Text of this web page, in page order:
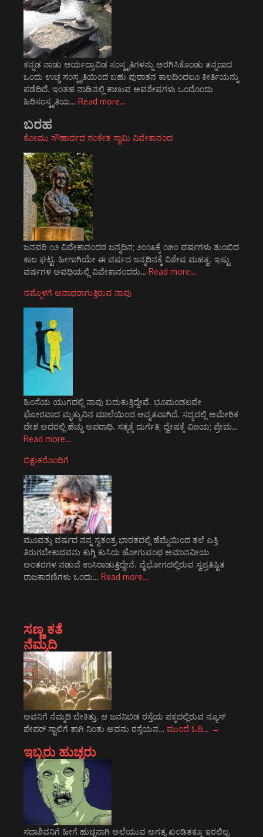
ಕನ್ನಡ ನಾಡು ಆರ್ಯದ್ರಾವಿಡ ಸಂಸ್ಕೃತಿಗಳನ್ನು ಅರಗಿಸಿಕೊಂಡು ತನ್ನದಾದ
ಒಂದು ಉಚ್ಚ ಸಂಸ್ಕೃತಿಯಿಂದ ಬಹು ಪುರಾತನ ಕಾಲದಿಂದಲೂ ಕೀರ್ತಿಯನ್ನು
ಪಡೆದಿದೆ. ಇಂತಹ ನಾಡಿನಲ್ಲಿ ಕಾಣುವ ಅವಶೇಷಗಳು ಒಂದೊಂದು
ಹಿರಿಸಂಸ್ಕೃತಿಯ… Read more…
ಬರಹ
ಕೋಮು ಸೌಹಾರ್ದದ ಸಂಕೇತ ಸ್ವಾಮಿ ವಿವೇಕಾನಂದ
ಜನವರಿ ೧೨ ವಿವೇಕಾನಂದರ ಜನ್ಮದಿನ; ೨೦೧೩ಕ್ಕೆ ೧೫೦ ವರ್ಷಗಳು ತುಂಬಿದ
ಕಾಲ ಘಟ್ಟ. ಹೀಗಾಗಿಯೇ ಈ ವರ್ಷದ ಜನ್ಮದಿನಕ್ಕೆ ವಿಶೇಷ ಮಹತ್ವ. ಇಷ್ಟು
ವರ್ಷಗಳ ಅವಧಿಯಲ್ಲಿ ವಿವೇಕಾನಂದರು… Read more…
ನಮ್ಮೊಳಗೆ ಅನಾಥರಾಗುತ್ತಿರುವ ನಾವು
ಹಿಂಸೆಯ ಯುಗದಲ್ಲಿ ನಾವು ಬದುಕುತ್ತಿದ್ದೇವೆ. ಭೂಮಂಡಲವೇ
ಘೋರವಾದ ಮೃತ್ಯುವಿನ ಮಾಲೆಯಿಂದ ಆವೃತವಾಗಿದೆ. ಸದ್ಯದಲ್ಲಿ ಅಮೇರಿಕ
ದೇಶ ಅದರಲ್ಲಿ ಹೆಚ್ಚು ಅಪರಾಧಿ. ಸತ್ಯಕ್ಕೆ ದುರ್ಗತಿ; ದ್ವೇಷಕ್ಕೆ ವಿಜಯ; ಪ್ರೇಮ…
Read more…
ಬಿಕ್ಷುಕರೊಂದಿಗೆ
ಮೂವತ್ತು ವರ್ಷದ ನನ್ನ ಸ್ವತಂತ್ರ ಭಾರತದಲ್ಲಿ ಹೆಮ್ಮೆಯಿಂದ ತಲೆ ಎತ್ತಿ
ತಿರುಗಬೇಕಾದವನು ಕುಗ್ಗಿ ಕುಸಿದು ಹೋಗುವಂಥ ಅಮಾನವೀಯ
ಅಂತರಗಳ ನಡುವೆ ಉಸಿರಾಡುತ್ತಿದ್ದೇನೆ. ವೈಭೋಗದಲ್ಲಿರುವ ಸ್ವಪ್ರತಿಷ್ಟಿತ
ರಾಜಕಾರಣಿಗಳು ಒಂದು… Read more…
ಸಣ್ಣ ಕತೆ
ನೆಮ್ಮದಿ
ಅವನಿಗೆ ನೆಮ್ಮದಿ ಬೇಕಿತ್ತು. ಆ ಜನನಿಬಿಡ ರಸ್ತೆಯ ಪಕ್ಕದಲ್ಲಿರುವ ನ್ಯೂಸ್
ಪೇಪರ್ ಸ್ಟಾಲಿಗೆ ತಾಗಿ ನಿಂತು ಅವನು ರಸ್ತೆಯನ… ಮುಂದೆ ಓದಿ… →
ಇಬ್ಬರು ಹುಚ್ಚರು
ಸದಾಶಿವನಿಗೆ ಹೀಗೆ ಹುಚ್ಚನಾಗಿ ಅಲೆಯುವ ಅಗತ್ಯ ಖಂಡಿತಕ್ಕೂ ಇರಲಿಲ್ಲ.